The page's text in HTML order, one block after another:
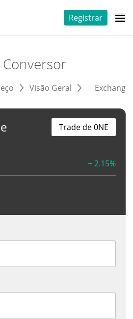
Registrar
Conversor
Visão Geral
+ 2.15%
Trade de 0NE